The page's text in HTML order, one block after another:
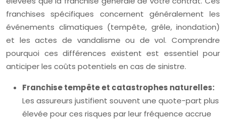
franchises spécifiques concernent généralement les
événements climatiques (tempête, grêle, inondation)
et les actes de vandalisme ou de vol. Comprendre
pourquoi ces différences existent est essentiel pour
anticiper les coûts potentiels en cas de sinistre.
Franchise tempête et catastrophes naturelles:
Les assureurs justifient souvent une quote-part plus
élevée pour ces risques par leur fréquence accrue